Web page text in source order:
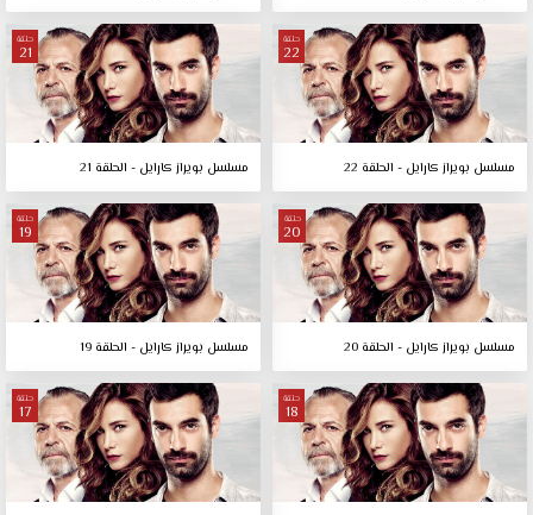
حلقة
22
مسلسل بويراز كارايل - الحلقة 22
حلقة
21
مسلسل بويراز كارايل - الحلقة 21
حلقة
20
مسلسل بويراز كارايل - الحلقة 20
حلقة
19
مسلسل بويراز كارايل - الحلقة 19
حلقة
18
حلقة
17